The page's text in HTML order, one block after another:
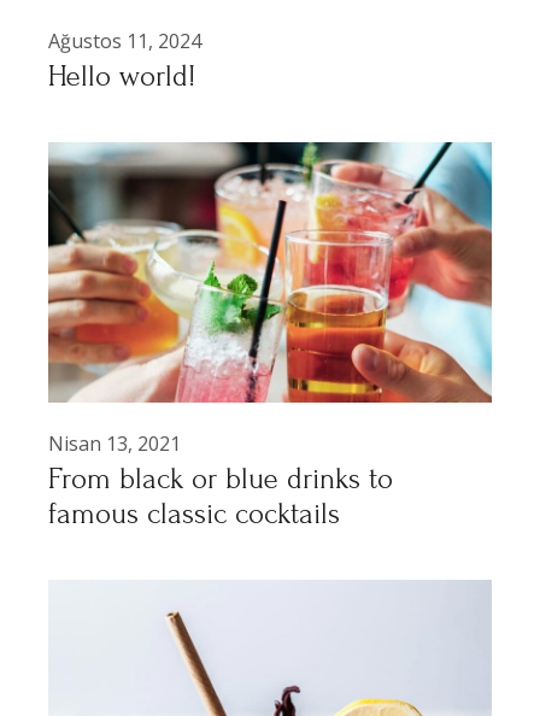
Ağustos 11, 2024
Hello world!
Nisan 13, 2021
From black or blue drinks to
famous classic cocktails